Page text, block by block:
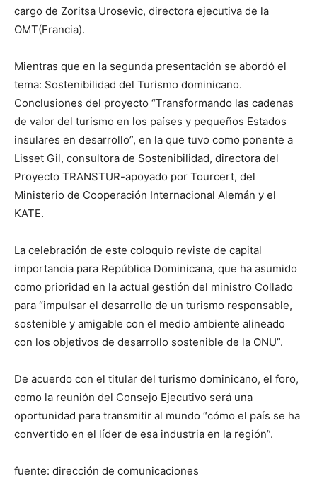
cargo de Zoritsa Urosevic, directora ejecutiva de la
OMT(Francia).
Mientras que en la segunda presentación se abordó el
tema: Sostenibilidad del Turismo dominicano.
Conclusiones del proyecto “Transformando las cadenas
de valor del turismo en los países y pequeños Estados
insulares en desarrollo”, en la que tuvo como ponente a
Lisset Gil, consultora de Sostenibilidad, directora del
Proyecto TRANSTUR-apoyado por Tourcert, del
Ministerio de Cooperación Internacional Alemán y el
KATE.
La celebración de este coloquio reviste de capital
importancia para República Dominicana, que ha asumido
como prioridad en la actual gestión del ministro Collado
para “impulsar el desarrollo de un turismo responsable,
sostenible y amigable con el medio ambiente alineado
con los objetivos de desarrollo sostenible de la ONU”.
De acuerdo con el titular del turismo dominicano, el foro,
como la reunión del Consejo Ejecutivo será una
oportunidad para transmitir al mundo “cómo el país se ha
convertido en el líder de esa industria en la región”.
fuente: dirección de comunicaciones